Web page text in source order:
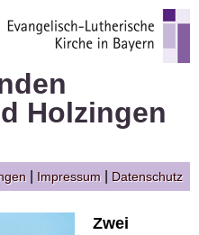
Holzingen
Impressum Datenschutz
Zwei